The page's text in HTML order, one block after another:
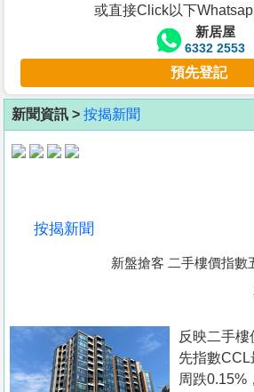
客
地
產
業
或直接Click以下
新居屋
6332 2553
預先登記
新聞資訊 > 按揭新聞
按揭新聞
新盤搶客 二手樓價指數
反映二手
先指數
周跌0.15%